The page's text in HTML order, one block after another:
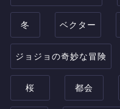
冬 ベクター
ジョジョの奇妙な冒険
桜 都会